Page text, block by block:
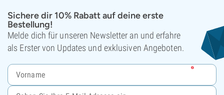
Sichere dir 10% Rabatt auf deine erste
Bestellung!
Melde dich für unseren Newsletter an und erfahre
als Erster von Updates und exklusiven Angeboten.